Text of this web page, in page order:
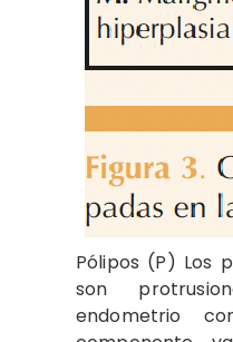
Pólipos (P) Los
son
endometrio